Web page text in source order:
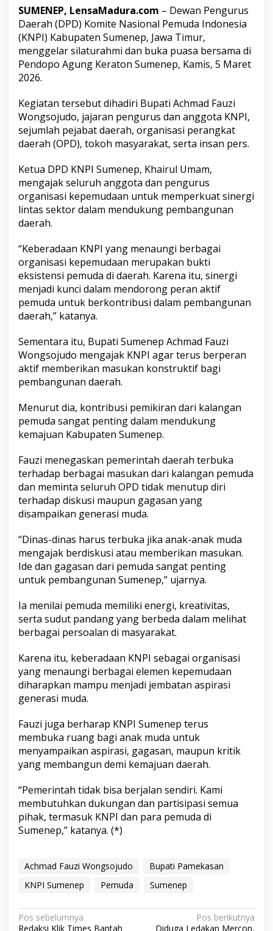
a
P
u
a
s
a
B
s
a
m
a
,
u
p
a
i
r
o
g
P
e
r
n
A
k
t
i
e
m
u
a
SUMENEP, LensaMadura.com – Dewan Pengurus
Daerah (DPD) Komite Nasional Pemuda Indonesia
(KNPI) Kabupaten Sumenep, Jawa Timur,
menggelar silaturahmi dan buka puasa bersama di
Pendopo Agung Keraton Sumenep, Kamis, 5 Maret
2026.
Kegiatan tersebut dihadiri Bupati Achmad Fauzi
Wongsojudo, jajaran pengurus dan anggota KNPI,
sejumlah pejabat daerah, organisasi perangkat
daerah (OPD), tokoh masyarakat, serta insan pers.
Ketua DPD KNPI Sumenep, Khairul Umam,
mengajak seluruh anggota dan pengurus
organisasi kepemudaan untuk memperkuat sinergi
lintas sektor dalam mendukung pembangunan
daerah.
“Keberadaan KNPI yang menaungi berbagai
organisasi kepemudaan merupakan bukti
eksistensi pemuda di daerah. Karena itu, sinergi
menjadi kunci dalam mendorong peran aktif
pemuda untuk berkontribusi dalam pembangunan
daerah,” katanya.
Sementara itu, Bupati Sumenep Achmad Fauzi
Wongsojudo mengajak KNPI agar terus berperan
aktif memberikan masukan konstruktif bagi
pembangunan daerah.
Menurut dia, kontribusi pemikiran dari kalangan
pemuda sangat penting dalam mendukung
kemajuan Kabupaten Sumenep.
Fauzi menegaskan pemerintah daerah terbuka
terhadap berbagai masukan dari kalangan pemuda
dan meminta seluruh OPD tidak menutup diri
terhadap diskusi maupun gagasan yang
disampaikan generasi muda.
“Dinas-dinas harus terbuka jika anak-anak muda
mengajak berdiskusi atau memberikan masukan.
Ide dan gagasan dari pemuda sangat penting
untuk pembangunan Sumenep,” ujarnya.
Ia menilai pemuda memiliki energi, kreativitas,
serta sudut pandang yang berbeda dalam melihat
berbagai persoalan di masyarakat.
Karena itu, keberadaan KNPI sebagai organisasi
yang menaungi berbagai elemen kepemudaan
diharapkan mampu menjadi jembatan aspirasi
generasi muda.
Fauzi juga berharap KNPI Sumenep terus
membuka ruang bagi anak muda untuk
menyampaikan aspirasi, gagasan, maupun kritik
yang membangun demi kemajuan daerah.
“Pemerintah tidak bisa berjalan sendiri. Kami
membutuhkan dukungan dan partisipasi semua
pihak, termasuk KNPI dan para pemuda di
Sumenep,” katanya. (*)
Achmad Fauzi Wongsojudo
Bupati Pamekasan
KNPI Sumenep
Pemuda Sumenep
N
Pos sebelumnya
Redaksi Klik Times Bantah
Pos berikutnya
Diduga Ledakan Mercon,